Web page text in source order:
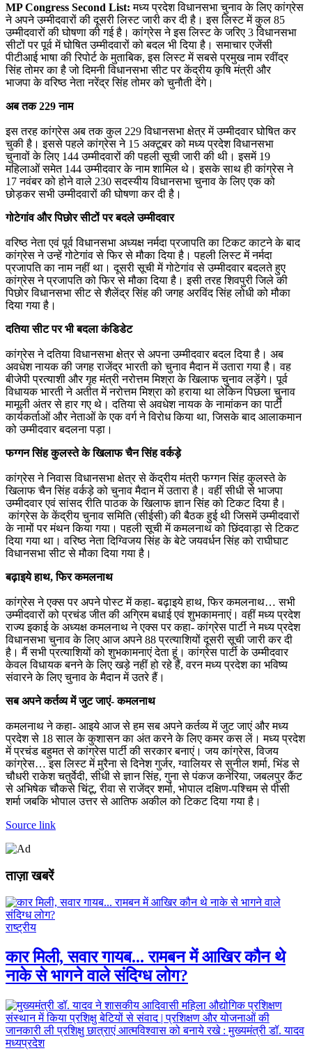
MP Congress Second List:मध्य प्रदेश विधानसभा चुनाव के लिए कांग्रेस
ने अपने उम्मीदवारों की दूसरी लिस्ट जारी कर दी है। इस लिस्ट में कुल 85
उम्मीदवारों की घोषणा की गई है। कांग्रेस ने इस लिस्ट के जरिए 3 विधानसभा
सीटों पर पूर्व में घोषित उम्मीदवारों को बदल भी दिया है। समाचार एजेंसी
पीटीआई भाषा की रिपोर्ट के मुताबिक, इस लिस्ट में सबसे प्रमुख नाम रवींद्र
सिंह तोमर का है जो दिमनी विधानसभा सीट पर केंद्रीय कृषि मंत्री और
भाजपा के वरिष्ठ नेता नरेंद्र सिंह तोमर को चुनौती देंगे।
अब तक 229 नाम
इस तरह कांग्रेस अब तक कुल 229 विधानसभा क्षेत्र में उम्मीदवार घोषित कर
चुकी है। इससे पहले कांग्रेस ने 15 अक्टूबर को मध्य प्रदेश विधानसभा
चुनावों के लिए 144 उम्मीदवारों की पहली सूची जारी की थी। इसमें 19
महिलाओं समेत 144 उम्मीदवार के नाम शामिल थे। इसके साथ ही कांग्रेस ने
17 नवंबर को होने वाले 230 सदस्यीय विधानसभा चुनाव के लिए एक को
छोड़कर सभी उम्मीदवारों की घोषणा कर दी है।
गोटेगांव और पिछोर सीटों पर बदले उम्मीदवार
वरिष्ठ नेता एवं पूर्व विधानसभा अध्यक्ष नर्मदा प्रजापति का टिकट काटने के बाद
कांग्रेस ने उन्हें गोटेगांव से फिर से मौका दिया है। पहली लिस्ट में नर्मदा
प्रजापति का नाम नहीं था। दूसरी सूची में गोटेगांव से उम्मीदवार बदलते हुए
कांग्रेस ने प्रजापति को फिर से मौका दिया है। इसी तरह शिवपुरी जिले की
पिछोर विधानसभा सीट से शैलेंद्र सिंह की जगह अरविंद सिंह लोधी को मौका
दिया गया है।
दतिया सीट पर भी बदला कंडिडेट
कांग्रेस ने दतिया विधानसभा क्षेत्र से अपना उम्मीदवार बदल दिया है। अब
अवधेश नायक की जगह राजेंद्र भारती को चुनाव मैदान में उतारा गया है। वह
बीजेपी प्रत्याशी और गृह मंत्री नरोत्तम मिश्रा के खिलाफ चुनाव लड़ेंगे। पूर्व
विधायक भारती ने अतीत में नरोत्तम मिश्रा को हराया था लेकिन पिछला चुनाव
मामूली अंतर से हार गए थे। दतिया से अवधेश नायक के नामांकन का पार्टी
कार्यकर्ताओं और नेताओं के एक वर्ग ने विरोध किया था, जिसके बाद आलाकमान
को उम्मीदवार बदलना पड़ा।
फग्गन सिंह कुलस्ते के खिलाफ चैन सिंह वर्कड़े
कांग्रेस ने निवास विधानसभा क्षेत्र से केंद्रीय मंत्री फग्गन सिंह कुलस्ते के
खिलाफ चैन सिंह वर्कड़े को चुनाव मैदान में उतारा है। वहीं सीधी से भाजपा
उम्मीदवार एवं सांसद रीति पाठक के खिलाफ ज्ञान सिंह को टिकट दिया है।
कांग्रेस के केंद्रीय चुनाव समिति (सीईसी) की बैठक हुई थी जिसमें उम्मीदवारों
के नामों पर मंथन किया गया। पहली सूची में कमलनाथ को छिंदवाड़ा से टिकट
दिया गया था। वरिष्ठ नेता दिग्विजय सिंह के बेटे जयवर्धन सिंह को राघीघाट
विधानसभा सीट से मौका दिया गया है।
बढ़ाइये हाथ, फिर कमलनाथ
कांग्रेस ने एक्स पर अपने पोस्ट में कहा- बढ़ाइये हाथ, फिर कमलनाथ… सभी
उम्मीदवारों को प्रचंड जीत की अग्रिम बधाई एवं शुभकामनाएं। वहीं मध्य प्रदेश
राज्य इकाई के अध्यक्ष कमलनाथ ने एक्स पर कहा- कांग्रेस पार्टी ने मध्य प्रदेश
विधानसभा चुनाव के लिए आज अपने 88 प्रत्याशियों दूसरी सूची जारी कर दी
है। मैं सभी प्रत्याशियों को शुभकामनाएं देता हूं। कांग्रेस पार्टी के उम्मीदवार
केवल विधायक बनने के लिए खड़े नहीं हो रहे हैं, वरन मध्य प्रदेश का भविष्य
संवारने के लिए चुनाव के मैदान में उतरे हैं।
सब अपने कर्तव्य में जुट जाएं- कमलनाथ
कमलनाथ ने कहा- आइये आज से हम सब अपने कर्तव्य में जुट जाएं और मध्य
प्रदेश से 18 साल के कुशासन का अंत करने के लिए कमर कस लें। मध्य प्रदेश
में प्रचंड बहुमत से कांग्रेस पार्टी की सरकार बनाएं। जय कांग्रेस, विजय
कांग्रेस… इस लिस्ट में मुरैना से दिनेश गुर्जर, ग्वालियर से सुनील शर्मा, भिंड से
चौधरी राकेश चतुर्वेदी, सीधी से ज्ञान सिंह, गुना से पंकज कनेरिया, जबलपुर कैंट
से अभिषेक चौकसे चिंटू, रीवा से राजेंद्र शर्मा, भोपाल दक्षिण-पश्चिम से पीसी
शर्मा जबकि भोपाल उत्तर से आतिफ अकील को टिकट दिया गया है।
Source link
ताज़ा खबरें
राष्ट्रीय
कार मिली, सवार गायब... रामबन में आखिर कौन थे
नाके से भागने वाले संदिग्ध लोग?
मध्यप्रदेश